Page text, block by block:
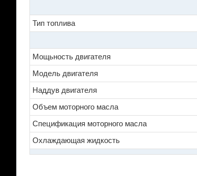
Тип топлива
Мощьность двигателя
Модель двигателя
Наддув двигателя
Объем моторного масла
Спецификация моторного масла
Охлаждающая жидкость